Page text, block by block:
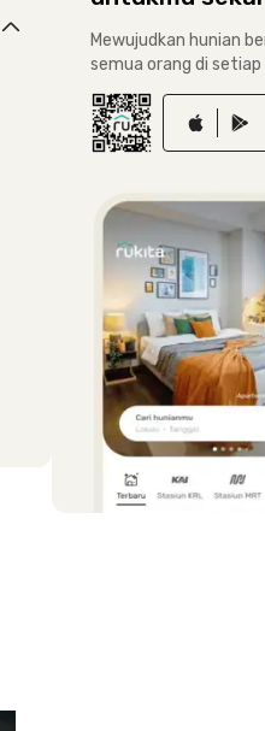
Mewujudkan hunian
semua orang di